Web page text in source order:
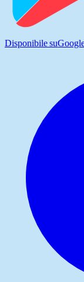
Disponibile su